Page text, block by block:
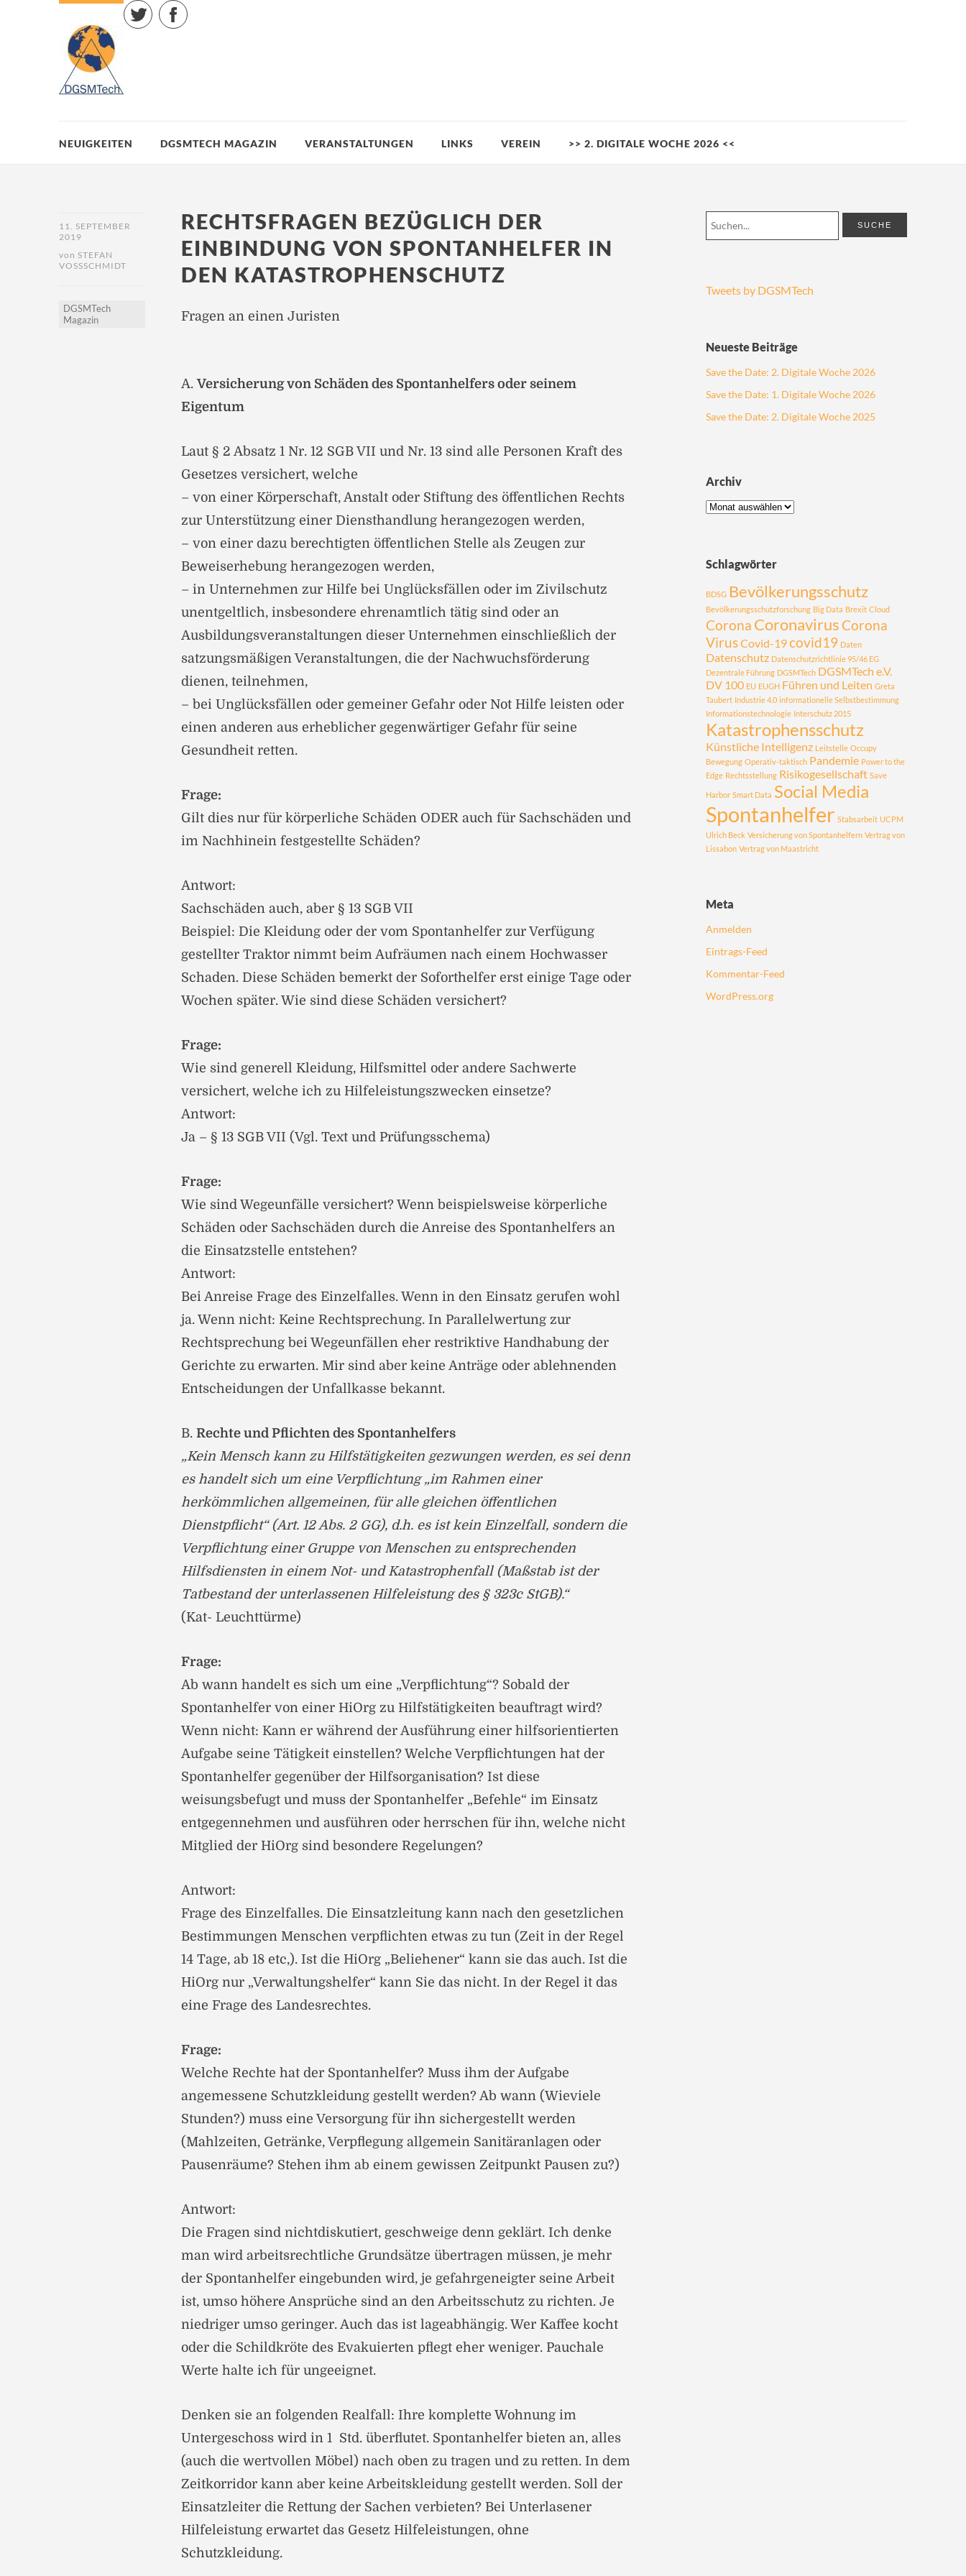
TwitterFacebook
NEUIGKEITEN DGSMTECH MAGAZIN VERANSTALTUNGEN LINKS VEREIN >> 2. DIGITALE WOCHE 2026 <<
11. SEPTEMBER
2019
von STEFAN
VOSSSCHMIDT
DGSMTech
Magazin
RECHTSFRAGEN BEZÜGLICH DER
EINBINDUNG VON SPONTANHELFER IN
DEN KATASTROPHENSCHUTZ
Fragen an einen Juristen
A.Versicherung von Schäden des Spontanhelfers oder seinem
Eigentum
Laut § 2 Absatz 1 Nr. 12 SGB VII und Nr. 13 sind alle Personen Kraft des
Gesetzes versichert, welche
– von einer Körperschaft, Anstalt oder Stiftung des öffentlichen Rechts
zur Unterstützung einer Diensthandlung herangezogen werden,
– von einer dazu berechtigten öffentlichen Stelle als Zeugen zur
Beweiserhebung herangezogen werden,
– in Unternehmen zur Hilfe bei Unglücksfällen oder im Zivilschutz
unentgeltlich, insbesondere ehrenamtlich tätig sind oder an
Ausbildungsveranstaltungen dieser Unternehmen einschließlich der
satzungsmäßigen Veranstaltungen, die der Nachwuchsförderung
dienen, teilnehmen,
– bei Unglücksfällen oder gemeiner Gefahr oder Not Hilfe leisten oder
einen anderen aus erheblicher gegenwärtiger Gefahr für seine
Gesundheit retten.
Frage:
Gilt dies nur für körperliche Schäden ODER auch für Sachschäden und
im Nachhinein festgestellte Schäden?
Antwort:
Sachschäden auch, aber § 13 SGB VII
Beispiel: Die Kleidung oder der vom Spontanhelfer zur Verfügung
gestellter Traktor nimmt beim Aufräumen nach einem Hochwasser
Schaden. Diese Schäden bemerkt der Soforthelfer erst einige Tage oder
Wochen später. Wie sind diese Schäden versichert?
Frage:
Wie sind generell Kleidung, Hilfsmittel oder andere Sachwerte
versichert, welche ich zu Hilfeleistungszwecken einsetze?
Antwort:
Ja – § 13 SGB VII (Vgl. Text und Prüfungsschema)
Frage:
Wie sind Wegeunfälle versichert? Wenn beispielsweise körperliche
Schäden oder Sachschäden durch die Anreise des Spontanhelfers an
die Einsatzstelle entstehen?
Antwort:
Bei Anreise Frage des Einzelfalles. Wenn in den Einsatz gerufen wohl
ja. Wenn nicht: Keine Rechtsprechung. In Parallelwertung zur
Rechtsprechung bei Wegeunfällen eher restriktive Handhabung der
Gerichte zu erwarten. Mir sind aber keine Anträge oder ablehnenden
Entscheidungen der Unfallkasse bekannt.
B.Rechte und Pflichten des Spontanhelfers
„Kein Mensch kann zu Hilfstätigkeiten gezwungen werden, es sei denn
es handelt sich um eine Verpflichtung „im Rahmen einer
herkömmlichen allgemeinen, für alle gleichen öffentlichen
Dienstpflicht“ (Art. 12 Abs. 2 GG), d.h. es ist kein Einzelfall, sondern die
Verpflichtung einer Gruppe von Menschen zu entsprechenden
Hilfsdiensten in einem Not- und Katastrophenfall (Maßstab ist der
Tatbestand der unterlassenen Hilfeleistung des § 323c StGB).“
(Kat- Leuchttürme)
Frage:
Ab wann handelt es sich um eine „Verpflichtung“? Sobald der
Spontanhelfer von einer HiOrg zu Hilfstätigkeiten beauftragt wird?
Wenn nicht: Kann er während der Ausführung einer hilfsorientierten
Aufgabe seine Tätigkeit einstellen? Welche Verpflichtungen hat der
Spontanhelfer gegenüber der Hilfsorganisation? Ist diese
weisungsbefugt und muss der Spontanhelfer „Befehle“ im Einsatz
entgegennehmen und ausführen oder herrschen für ihn, welche nicht
Mitglied der HiOrg sind besondere Regelungen?
Antwort:
Frage des Einzelfalles. Die Einsatzleitung kann nach den gesetzlichen
Bestimmungen Menschen verpflichten etwas zu tun (Zeit in der Regel
14 Tage, ab 18 etc,). Ist die HiOrg „Beliehener“ kann sie das auch. Ist die
HiOrg nur „Verwaltungshelfer“ kann Sie das nicht. In der Regel it das
eine Frage des Landesrechtes.
Frage:
Welche Rechte hat der Spontanhelfer? Muss ihm der Aufgabe
angemessene Schutzkleidung gestellt werden? Ab wann (Wieviele
Stunden?) muss eine Versorgung für ihn sichergestellt werden
(Mahlzeiten, Getränke, Verpflegung allgemein Sanitäranlagen oder
Pausenräume? Stehen ihm ab einem gewissen Zeitpunkt Pausen zu?)
Antwort:
Die Fragen sind nichtdiskutiert, geschweige denn geklärt. Ich denke
man wird arbeitsrechtliche Grundsätze übertragen müssen, je mehr
der Spontanhelfer eingebunden wird, je gefahrgeneigter seine Arbeit
ist, umso höhere Ansprüche sind an den Arbeitsschutz zu richten. Je
niedriger umso geringer. Auch das ist lageabhängig. Wer Kaffee kocht
oder die Schildkröte des Evakuierten pflegt eher weniger. Pauchale
Werte halte ich für ungeeignet.
Denken sie an folgenden Realfall: Ihre komplette Wohnung im
Untergeschoss wird in 1 Std. überflutet. Spontanhelfer bieten an, alles
(auch die wertvollen Möbel) nach oben zu tragen und zu retten. In dem
Zeitkorridor kann aber keine Arbeitskleidung gestellt werden. Soll der
Einsatzleiter die Rettung der Sachen verbieten? Bei Unterlasener
Hilfeleistung erwartet das Gesetz Hilfeleistungen, ohne
Schutzkleidung.
Tweets by DGSMTech
Neueste Beiträge
Save the Date: 2. Digitale Woche 2026
Save the Date: 1. Digitale Woche 2026
Save the Date: 2. Digitale Woche 2025
Archiv
Schlagwörter
BDSG Bevölkerungsschutz
Bevölkerungsschutzforschung Big Data Brexit Cloud
Corona Coronavirus Corona
VirusCovid-19covid19 Daten
Datenschutz Datenschutzrichtlinie 95/46 EG
Dezentrale Führung DGSMTech DGSMTech e.V.
DV 100 EU EUGH Führen und Leiten Greta
Taubert Industrie 4.0 informationelle Selbstbestimmung
Informationstechnologie Interschutz 2015
Katastrophensschutz
Künstliche Intelligenz Leitstelle Occupy
Bewegung Operativ-taktisch Pandemie Power to the
Edge Rechtsstellung Risikogesellschaft Save
Harbor Smart Data Social Media
Spontanhelfer Stabsarbeit UCPM
Ulrich Beck Versicherung von Spontanhelfern Vertrag von
Lissabon Vertrag von Maastricht
Meta
Anmelden
Eintrags-Feed
Kommentar-Feed
WordPress.org